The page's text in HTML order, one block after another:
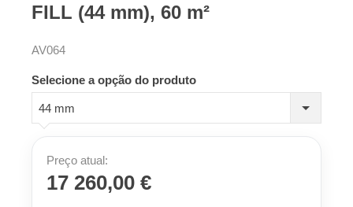
FILL (44 mm), 60 m²
AV064
Selecione a opção do produto
44 mm
Preço atual:
17 260,00 €